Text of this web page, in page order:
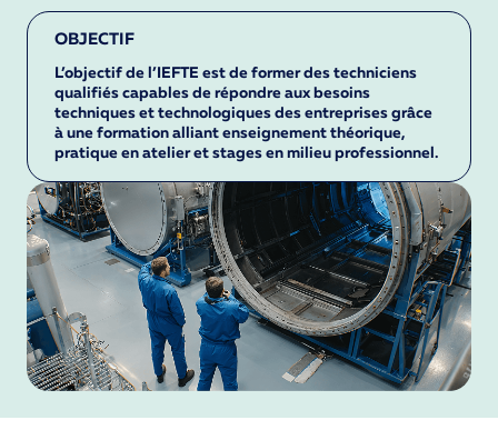
OBJECTIF
L’objectif de l’IEFTE est de former des techniciens
qualifiés capables de répondre aux besoins
techniques et technologiques des entreprises grâce
à une formation alliant enseignement théorique,
pratique en atelier et stages en milieu professionnel.